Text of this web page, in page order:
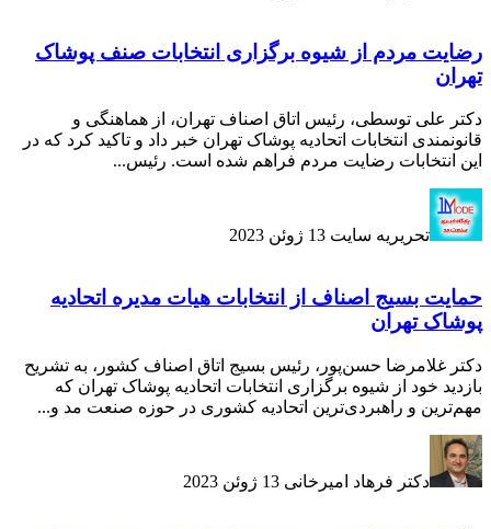
رضایت مردم از شیوه برگزاری انتخابات صنف پوشاک
تهران
دکتر علی توسطی، رئیس اتاق اصناف تهران، از هماهنگی و
قانونمندی انتخابات اتحادیه پوشاک تهران خبر داد و تاکید کرد که در
این انتخابات رضایت مردم فراهم شده است. رئیس...
تحریریه سایت 13 ژوئن 2023
حمایت بسیج اصناف از انتخابات هیات مدیره اتحادیه
پوشاک تهران
دکتر غلامرضا حسن‌پور، رئیس بسیج اتاق اصناف کشور، به تشریح
بازدید خود از شیوه برگزاری انتخابات اتحادیه پوشاک تهران که
مهم‌ترین و راهبردی‌ترین اتحادیه کشوری در حوزه صنعت مد و...
دکتر فرهاد امیرخانی 13 ژوئن 2023